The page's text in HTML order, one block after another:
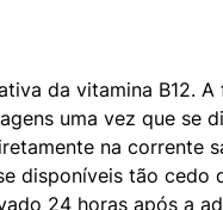
da vitamina B12.
uma vez que se
na corrente
disponíveis tão cedo
24 horas após a